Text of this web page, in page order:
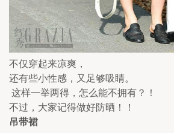
不仅穿起来凉爽，
还有些小性感，又足够吸睛。
这样一举两得，怎么能不拥有？！
不过，大家记得做好防晒！！
吊带裙